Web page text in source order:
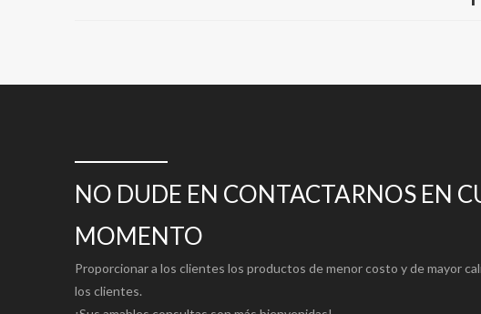
NO DUDE EN CONTACTARNOS EN
MOMENTO
Proporcionar a los clientes los productos de menor costo y de mayor
los clientes.